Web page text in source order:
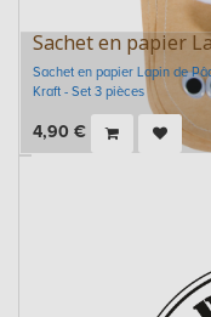
Sachet en papier
Sachet en papier Lapin de
Kraft - Set 3 pièces
4,90 €